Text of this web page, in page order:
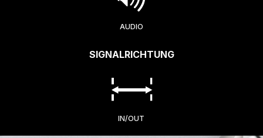
AUDIO
SIGNALRICHTUNG
IN/OUT